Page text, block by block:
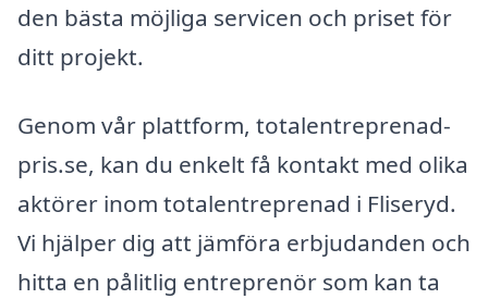
den bästa möjliga servicen och priset för
ditt projekt.
Genom vår plattform, totalentreprenad-
pris.se, kan du enkelt få kontakt med olika
aktörer inom totalentreprenad i Fliseryd.
Vi hjälper dig att jämföra erbjudanden och
hitta en pålitlig entreprenör som kan ta